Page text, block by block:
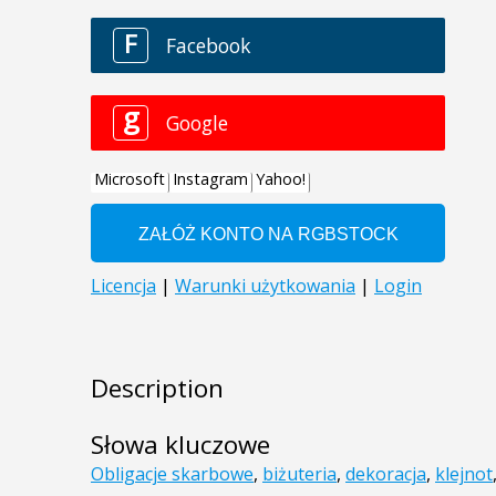
Description
Słowa kluczowe
Obligacje skarbowe, biżuteria, dekoracja, klejnot,